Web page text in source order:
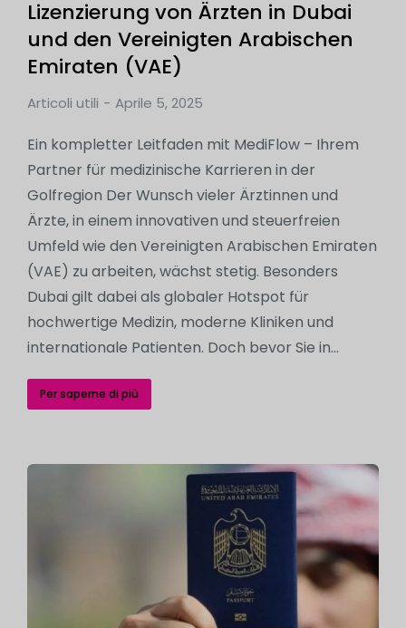
Lizenzierung von Ärzten in Dubai
und den Vereinigten Arabischen
Emiraten (VAE)
Articoli utili Aprile 5, 2025
Ein kompletter Leitfaden mit MediFlow – Ihrem
Partner für medizinische Karrieren in der
Golfregion Der Wunsch vieler Ärztinnen und
Ärzte, in einem innovativen und steuerfreien
Umfeld wie den Vereinigten Arabischen Emiraten
(VAE) zu arbeiten, wächst stetig. Besonders
Dubai gilt dabei als globaler Hotspot für
hochwertige Medizin, moderne Kliniken und
internationale Patienten. Doch bevor Sie in…
Per saperne di più